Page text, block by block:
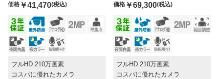
価格 ￥41,470(税込)
フルHD 210万画素
コスパに優れたカメラ
価格￥69,300(税込)
フルHD 210万画素
コスパに優れたカメラ